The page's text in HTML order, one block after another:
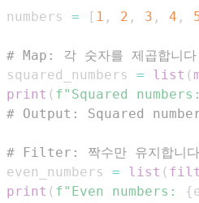
numbers = [ 1 , 2 , 3 , 4 ,
# Map: 각 숫자를 제곱합니
squared_numbers = list (
print ( f"Squared
# Output: Squared
# Filter: 짝수만 유지합니
even_numbers = list (
print ( f"Even numbers: {